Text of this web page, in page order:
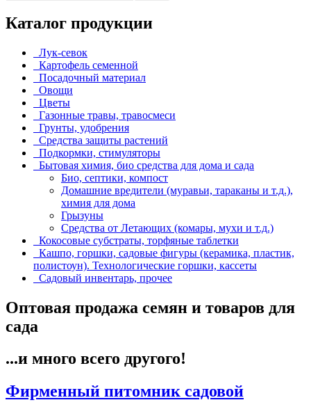
Каталог продукции
Лук-севок
Картофель семенной
Посадочный материал
Овощи
Цветы
Газонные травы, травосмеси
Грунты, удобрения
Средства защиты растений
Подкормки, стимуляторы
Бытовая химия, био средства для дома и сада
Био, септики, компост
Домашние вредители (муравьи, тараканы и т.д.),
химия для дома
Грызуны
Средства от Летающих (комары, мухи и т.д.)
Кокосовые субстраты, торфяные таблетки
Кашпо, горшки, садовые фигуры (керамика, пластик,
полистоун). Технологические горшки, кассеты
Садовый инвентарь, прочее
Оптовая продажа семян и товаров для
сада
...и много всего другого!
Фирменный питомник садовой